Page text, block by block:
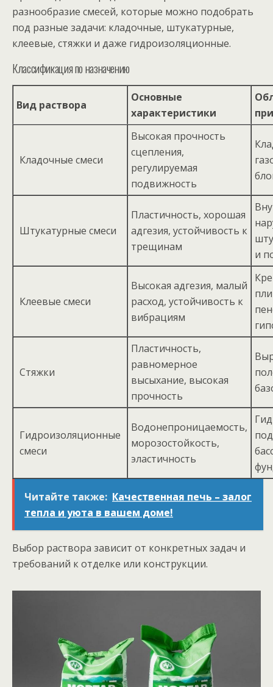
разнообразие смесей, которые можно подобрать
под разные задачи: кладочные, штукатурные,
клеевые, стяжки и даже гидроизоляционные.
Классификация по назначению
Вид раствора
Основные
характеристики
Кладочные смеси
Высокая прочность
сцепления,
регулируемая
подвижность
Штукатурные смеси
Пластичность, хорошая
адгезия, устойчивость к
трещинам
и
Клеевые смеси
Высокая адгезия, малый
расход, устойчивость к
вибрациям
Стяжки
Пластичность,
равномерное
высыхание, высокая
прочность
Гидроизоляционные
смеси
Водонепроницаемость,
морозостойкость,
эластичность
Читайте также: Качественная печь – залог
тепла и уюта в вашем доме!
Выбор раствора зависит от конкретных задач и
требований к отделке или конструкции.